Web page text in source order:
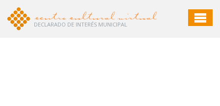
DECLARADO DE INTERÉS MUNICIPAL